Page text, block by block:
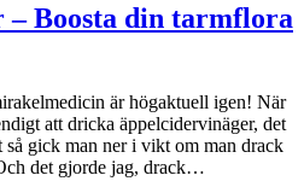
– Boosta din tarmflora
är högaktuell igen! När
att dricka äppelcidervinäger, det
gick man ner i vikt om man drack
det gjorde jag, drack…